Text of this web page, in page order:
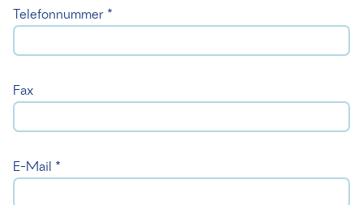
Telefonnummer *
Fax
E-Mail *